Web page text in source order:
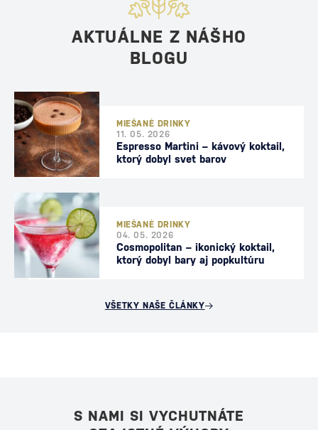
AKTUÁLNE Z NÁŠHO
BLOGU
MIEŠANÉ DRINKY
11. 05. 2026
Espresso Martini – kávový koktail,
ktorý dobyl svet barov
MIEŠANÉ DRINKY
04. 05. 2026
Cosmopolitan – ikonický koktail,
ktorý dobyl bary aj popkultúru
VŠETKY NAŠE ČLÁNKY
S NAMI SI VYCHUTNÁTE